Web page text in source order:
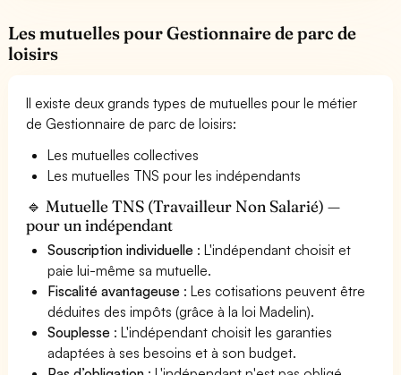
Les mutuelles pour Gestionnaire de parc de
loisirs
Il existe deux grands types de mutuelles pour le métier
de Gestionnaire de parc de loisirs:
Les mutuelles collectives
Les mutuelles TNS pour les indépendants
🔹 Mutuelle TNS (Travailleur Non Salarié) —
pour un indépendant
Souscription individuelle : L'indépendant choisit et
paie lui-même sa mutuelle.
Fiscalité avantageuse : Les cotisations peuvent être
déduites des impôts (grâce à la loi Madelin).
Souplesse : L'indépendant choisit les garanties
adaptées à ses besoins et à son budget.